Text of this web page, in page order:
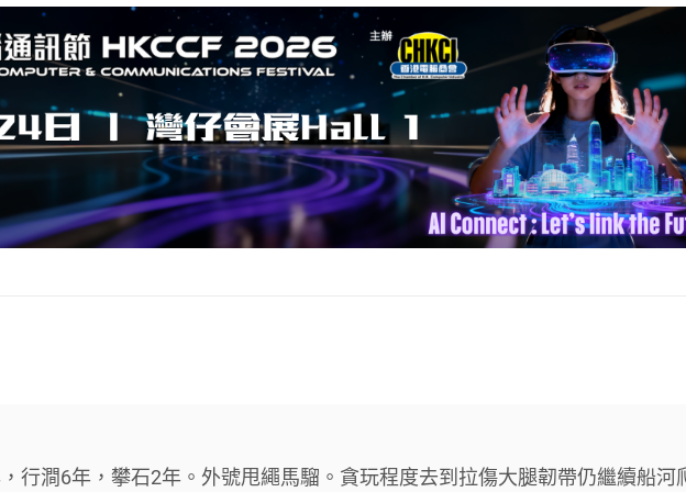
行澗6年，攀石2年。外號甩繩馬騮。貪玩程度去到拉傷大腿韌帶仍繼續船河